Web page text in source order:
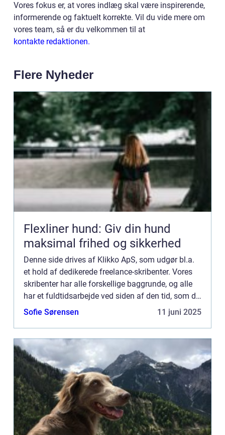
Vores fokus er, at vores indlæg skal være inspirerende,
informerende og faktuelt korrekte. Vil du vide mere om
vores team, så er du velkommen til at
kontakte redaktionen.
Flere Nyheder
Flexliner hund: Giv din hund
maksimal frihed og sikkerhed
Denne side drives af Klikko ApS, som udgør bl.a.
et hold af dedikerede freelance-skribenter. Vores
skribenter har alle forskellige baggrunde, og alle
har et fuldtidsarbejde ved siden af den tid, som de
bruger på at skrive aktuelle indlæg til denne bl...
Sofie Sørensen 11 juni 2025